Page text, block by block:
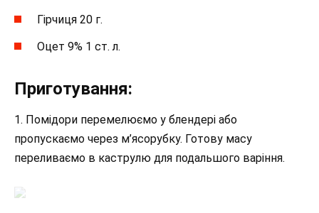
Гірчиця 20 г.
Оцет 9% 1 ст. л.
Приготування:
1. Помідори перемелюємо у блендері або
пропускаємо через м’ясорубку. Готову масу
переливаємо в каструлю для подальшого варіння.